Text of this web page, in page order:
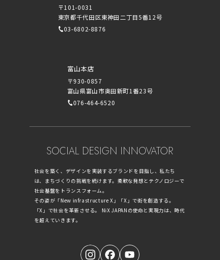
〒101-0031
東京都千代田区東神田二丁目5番12号
03-6802-8876
富山本店
〒930-0857
富山県富山市奥田新町1番23号
076-464-6520
SOCIAL DESIGN INNOVATOR
社会を築く、デザインを実装するブランドを目指し、私たち
は、まちづくりの挑戦を続けます。柔軟な発想とテクノロジーで
社会基盤をトランスフォーム。
その姿が「New infrastructure X」「X」で街を創造する。
「X」で社会を革新させる。 NiX JAPANの使命と実現力は、時代
を超えていきます。